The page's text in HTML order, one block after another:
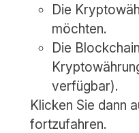
Die
möchten.
Die
verfügbar).
Klicken Sie dann
fortzufahren.